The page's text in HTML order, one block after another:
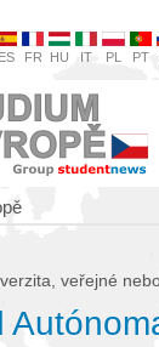
ES FR HU IT PL PT
veřejné